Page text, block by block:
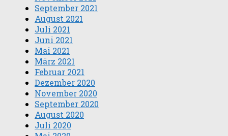
September 2021
August 2021
Juli 2021
Juni 2021
Mai 2021
März 2021
Februar 2021
Dezember 2020
November 2020
September 2020
August 2020
Juli 2020